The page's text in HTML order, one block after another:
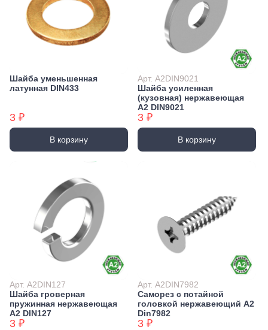
Шайба уменьшенная
латунная DIN433
3 ₽
В корзину
Арт. А2DIN9021
Шайба усиленная
(кузовная) нержавеющая
А2 DIN9021
3 ₽
В корзину
Арт. А2DIN127
Шайба гроверная
пружинная нержавеющая
А2 DIN127
3 ₽
Арт. А2DIN7982
Саморез с потайной
головкой нержавеющий А2
Din7982
3 ₽